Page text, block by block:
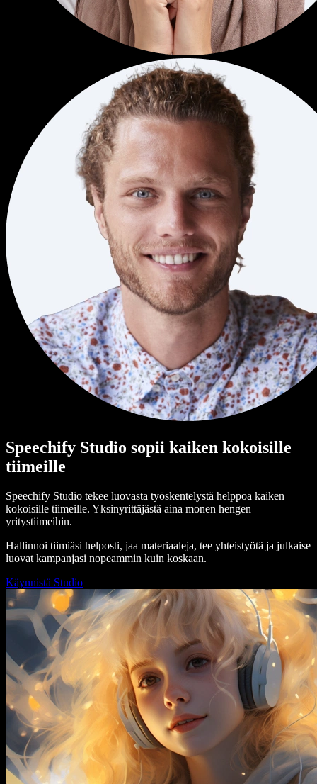
Speechify Studio sopii kaiken kokoisille
tiimeille
Speechify Studio tekee luovasta työskentelystä helppoa kaiken
kokoisille tiimeille. Yksinyrittäjästä aina monen hengen
yritystiimeihin.
Hallinnoi tiimiäsi helposti, jaa materiaaleja, tee yhteistyötä ja julkaise
luovat kampanjasi nopeammin kuin koskaan.
Käynnistä Studio